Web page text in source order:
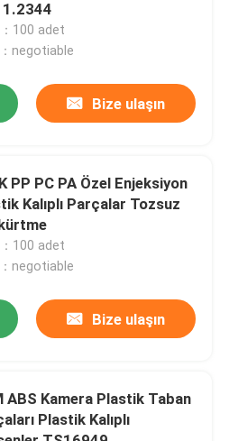
parçalar
1.2344
：100 adet
negotiable
Bize ulaşın
PP PC PA Özel Enjeksiyon
Kalıplı Parçalar Tozsuz
：100 adet
negotiable
Bize ulaşın
ABS Kamera Plastik Taban
Plastik Kalıplı